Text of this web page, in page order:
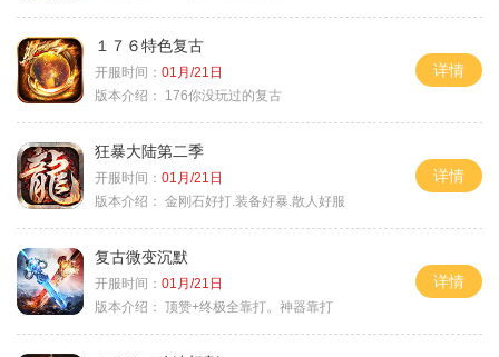
１７６特色复古
开服时间： 01月/21日
版本介绍：
176你没玩过的复古
详情
狂暴大陆第二季
开服时间： 01月/21日
版本介绍： 金刚石好打.装备好暴.散人好服
详情
复古微变沉默
开服时间： 01月/21日
版本介绍： 顶赞+终极全靠打。神器靠打
详情